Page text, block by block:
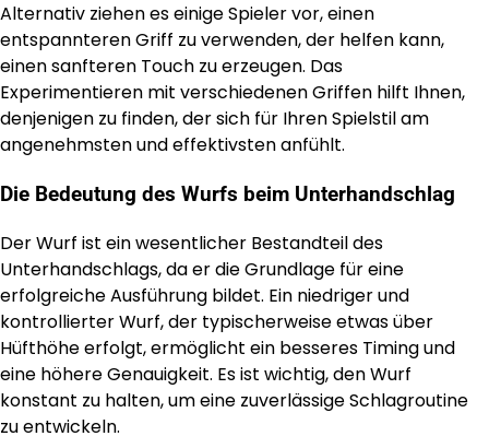
Alternativ ziehen es einige Spieler vor, einen
entspannteren Griff zu verwenden, der helfen kann,
einen sanfteren Touch zu erzeugen. Das
Experimentieren mit verschiedenen Griffen hilft Ihnen,
denjenigen zu finden, der sich für Ihren Spielstil am
angenehmsten und effektivsten anfühlt.
Die Bedeutung des Wurfs beim Unterhandschlag
Der Wurf ist ein wesentlicher Bestandteil des
Unterhandschlags, da er die Grundlage für eine
erfolgreiche Ausführung bildet. Ein niedriger und
kontrollierter Wurf, der typischerweise etwas über
Hüfthöhe erfolgt, ermöglicht ein besseres Timing und
eine höhere Genauigkeit. Es ist wichtig, den Wurf
konstant zu halten, um eine zuverlässige Schlagroutine
zu entwickeln.